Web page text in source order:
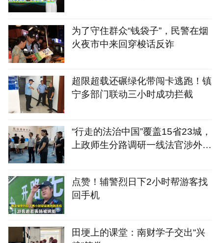
为了守住群众“钱袋子”，民警在烟
火夜市中来回穿梭话反诈
超限超载还碾绿化带闯卡逃跑！镇
宁多部门联动三小时成功拦截
“行走的法治中国”覆盖15省23城，
上政师生分路调研一线法官涉外司
点赞！辅警烈日下2小时帮游客找
回手机
田埂上的课堂：南财学子交出“兴